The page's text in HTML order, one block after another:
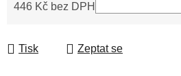
446 Kč bez DPH
Tisk Zeptat se